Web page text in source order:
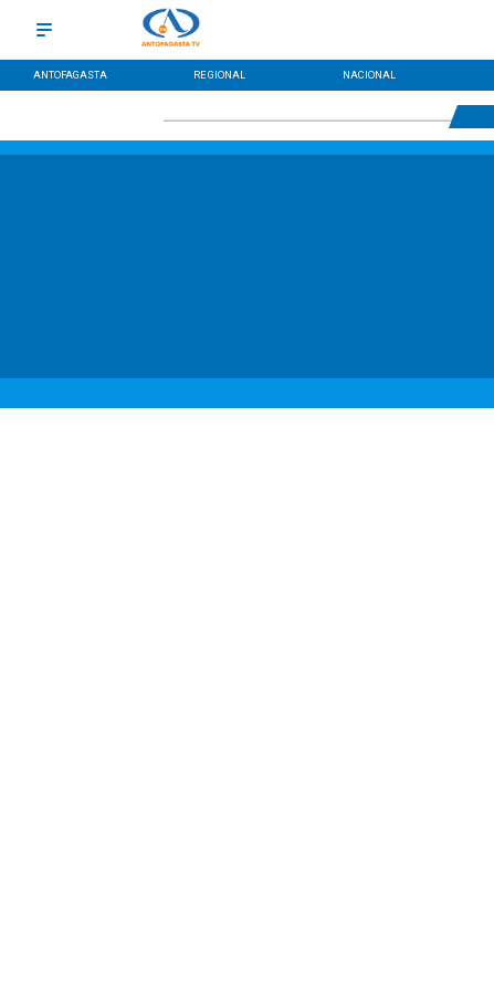
ANTOFAGASTA REGIONAL NACIONAL